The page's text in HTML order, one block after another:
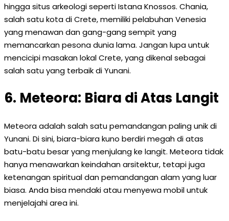
hingga situs arkeologi seperti Istana Knossos. Chania,
salah satu kota di Crete, memiliki pelabuhan Venesia
yang menawan dan gang-gang sempit yang
memancarkan pesona dunia lama. Jangan lupa untuk
mencicipi masakan lokal Crete, yang dikenal sebagai
salah satu yang terbaik di Yunani.
6. Meteora: Biara di Atas Langit
Meteora adalah salah satu pemandangan paling unik di
Yunani. Di sini, biara-biara kuno berdiri megah di atas
batu-batu besar yang menjulang ke langit. Meteora tidak
hanya menawarkan keindahan arsitektur, tetapi juga
ketenangan spiritual dan pemandangan alam yang luar
biasa. Anda bisa mendaki atau menyewa mobil untuk
menjelajahi area ini.